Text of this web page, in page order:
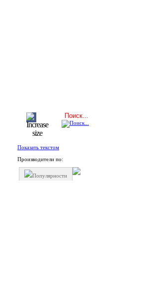
Показать текстом
Производители по:
Популярности